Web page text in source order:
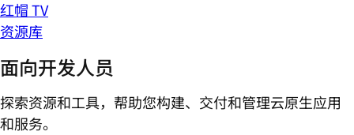
红帽 TV
资源库
面向开发人员
探索资源和工具，帮助您构建、交付和管理云原生应用
和服务。